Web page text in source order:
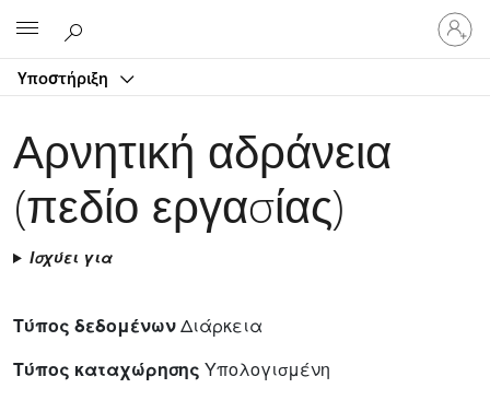
Υποστήριξη
Είσοδος
στον
Αρνητική αδράνεια
(πεδίο εργασίας)
Ισχύει για
Τύπος δεδομένωνΔιάρκεια
Τύπος καταχώρησης Υπολογισμένη